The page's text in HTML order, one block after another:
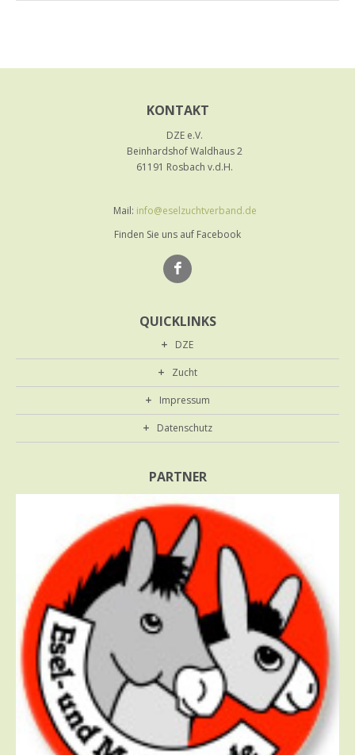
KONTAKT
DZE e.V.
Beinhardshof Waldhaus 2
61191 Rosbach v.d.H.
Mail: info@eselzuchtverband.de
Finden Sie uns auf Facebook
QUICKLINKS
DZE
Zucht
Impressum
Datenschutz
PARTNER